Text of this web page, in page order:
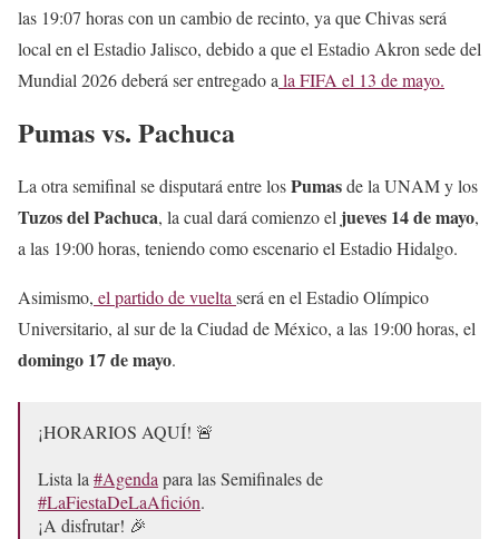
las 19:07 horas con un cambio de recinto, ya que Chivas será
local en el Estadio Jalisco, debido a que el Estadio Akron sede del
Mundial 2026 deberá ser entregado a la FIFA el 13 de mayo.
Pumas vs. Pachuca
La otra semifinal se disputará entre losPumasde la UNAM y los
Tuzos del Pachuca, la cual dará comienzo el jueves 14 de mayo,
a las 19:00 horas, teniendo como escenario el Estadio Hidalgo.
Asimismo, el partido de vueltaserá en el Estadio Olímpico
Universitario, al sur de la Ciudad de México, a las 19:00 horas, el
domingo 17 de mayo.
¡HORARIOS AQUÍ! 🚨
Lista la#Agendapara las Semifinales de
#LaFiestaDeLaAfición.
¡A disfrutar! 🎉